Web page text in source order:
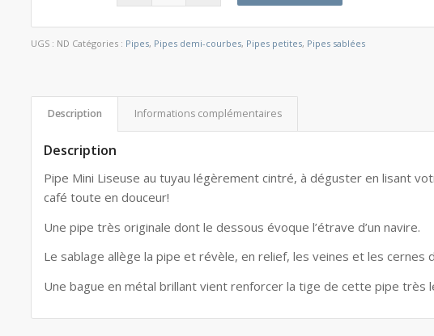
UGS : ND Catégories : Pipes, Pipes demi-courbes, Pipes petites, Pipes sablées
Description Informations complémentaires
Description
Pipe Mini Liseuse au tuyau légèrement cintré, à déguster en lisant
café toute en douceur!
Une pipe très originale dont le dessous évoque l’étrave d’un navire.
Le sablage allège la pipe et révèle, en relief, les veines et les cernes
Une bague en métal brillant vient renforcer la tige de cette pipe très